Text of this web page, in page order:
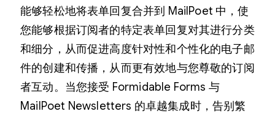
能够轻松地将表单回复合并到 MailPoet 中，使
您能够根据订阅者的特定表单回复对其进行分类
和细分，从而促进高度针对性和个性化的电子邮
件的创建和传播，从而更有效地与您尊敬的订阅
者互动。当您接受 Formidable Forms 与
MailPoet Newsletters 的卓越集成时，告别繁